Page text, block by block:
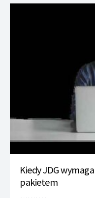
Kiedy JDG
pakietem